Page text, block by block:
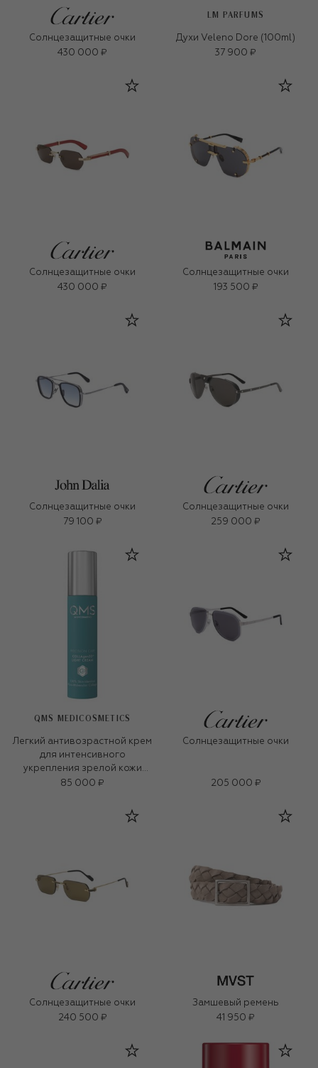
Солнцезащитные очки
430 000 ₽
LM PARFUMS
Духи Veleno Dore (100ml)
37 900 ₽
Солнцезащитные очки
430 000 ₽
Солнцезащитные очки
193 500 ₽
Солнцезащитные очки
79 100 ₽
Солнцезащитные очки
259 000 ₽
QMS MEDICOSMETICS
Легкий антивозрастной крем
для интенсивного
укрепления зрелой кожи
«3D-коллаген» (50ml)
85 000 ₽
Солнцезащитные очки
205 000 ₽
Солнцезащитные очки
240 500 ₽
Замшевый ремень
41 950 ₽